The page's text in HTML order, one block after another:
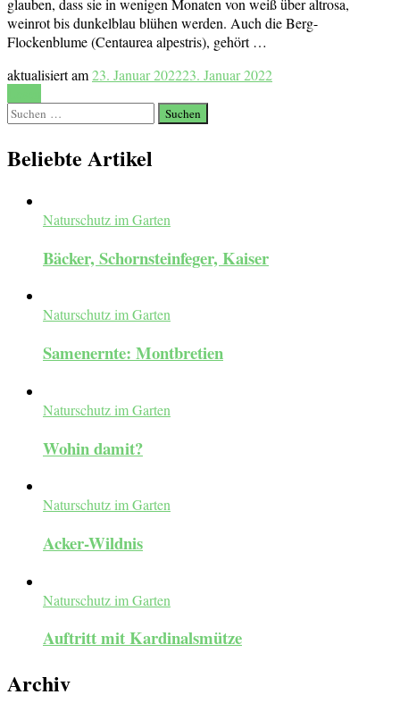
glauben, dass sie in wenigen Monaten von weiß über altrosa,
weinrot bis dunkelblau blühen werden. Auch die Berg-
Flockenblume (Centaurea alpestris), gehört …
aktualisiert am23. Januar 202223. Januar 2022
Suchen
nach:
Beliebte Artikel
Naturschutz im Garten
Bäcker, Schornsteinfeger, Kaiser
Naturschutz im Garten
Samenernte: Montbretien
Naturschutz im Garten
Wohin damit?
Naturschutz im Garten
Acker-Wildnis
Naturschutz im Garten
Auftritt mit Kardinalsmütze
Archiv